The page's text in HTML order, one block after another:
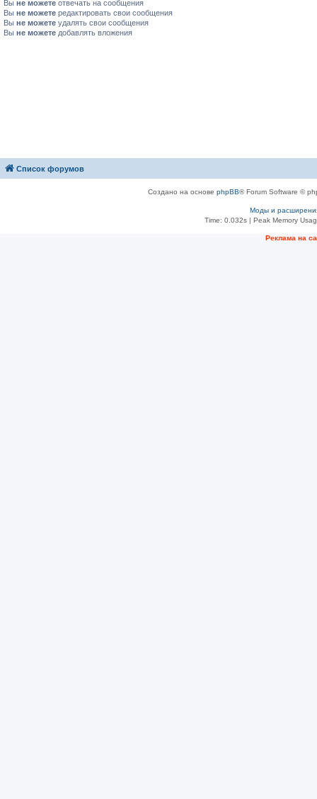
Вы не можете отвечать на сообщения
Вы не можете редактировать свои сообщения
Вы не можете удалять свои сообщения
Вы не можете добавлять вложения
Список форумов
Создано на основе phpBB® Forum Software ©
Моды и
Time: 0.032s| Peak Memory
Рeклама на